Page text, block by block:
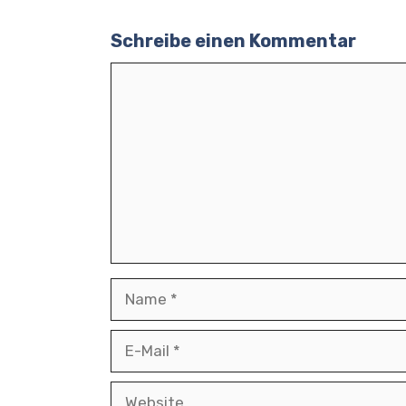
Einige AOK-Geschäftsstellen bieten die
Nutzer müssen sich in der Regel im
5. Was passiert, wenn mein
Krankenversicherungspflicht
Möglichkeit, Einspruch
Mögliche Gründe für Ablehnung
Schreibe einen Kommentar
Mail